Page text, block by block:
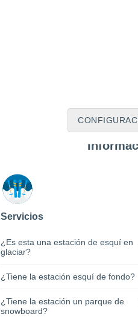
Servicios
¿Es esta una estación de esquí en
glaciar?
¿Tiene la estación esquí de fondo?
¿Tiene la estación un parque de
snowboard?